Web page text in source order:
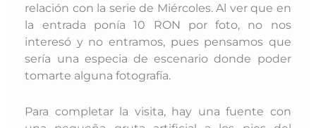
relación con la serie de Miércoles. Al ver que en
la entrada ponía 10 RON por foto, no nos
interesó y no entramos, pues pensamos que
sería una especia de escenario donde poder
tomarte alguna fotografía.
Para completar la visita, hay una fuente con